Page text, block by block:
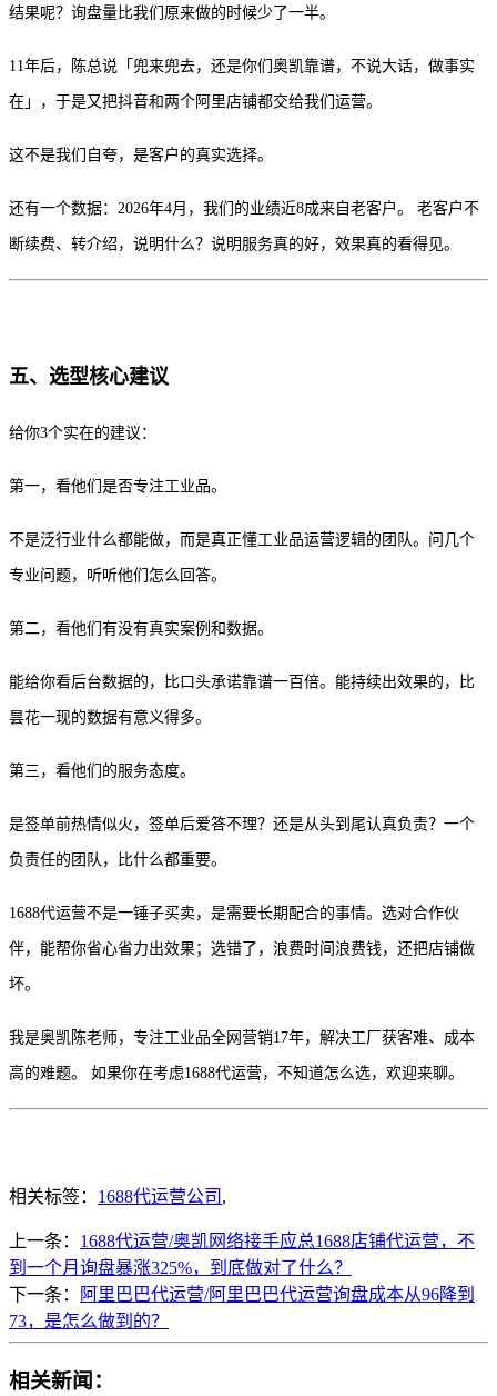
结果呢？询盘量比我们原来做的时候少了一半。
11年后，陈总说「兜来兜去，还是你们奥凯靠谱，不说大话，做事实
在」，于是又把抖音和两个阿里店铺都交给我们运营。
这不是我们自夸，是客户的真实选择。
还有一个数据：2026年4月，我们的业绩近8成来自老客户。 老客户不
断续费、转介绍，说明什么？说明服务真的好，效果真的看得见。
五、选型核心建议
给你3个实在的建议：
第一，看他们是否专注工业品。
不是泛行业什么都能做，而是真正懂工业品运营逻辑的团队。问几个
专业问题，听听他们怎么回答。
第二，看他们有没有真实案例和数据。
能给你看后台数据的，比口头承诺靠谱一百倍。能持续出效果的，比
昙花一现的数据有意义得多。
第三，看他们的服务态度。
是签单前热情似火，签单后爱答不理？还是从头到尾认真负责？一个
负责任的团队，比什么都重要。
1688代运营不是一锤子买卖，是需要长期配合的事情。选对合作伙
伴，能帮你省心省力出效果；选错了，浪费时间浪费钱，还把店铺做
坏。
我是奥凯陈老师，专注工业品全网营销17年，解决工厂获客难、成本
高的难题。 如果你在考虑1688代运营，不知道怎么选，欢迎来聊。
相关标签： 1688代运营公司 ,
上一条： 1688代运营/奥凯网络接手应总1688店铺代运营，不
到一个月询盘暴涨325%，到底做对了什么？
下一条：
阿里巴巴代运营/阿里巴巴代运营询盘成本从96降到
73，是怎么做到的？
相关新闻：